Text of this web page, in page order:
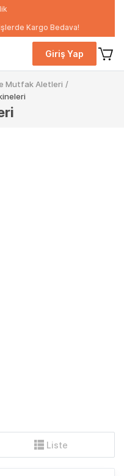
Kargo Bedava!
Giriş Yap
Mutfak Aletleri /
Liste